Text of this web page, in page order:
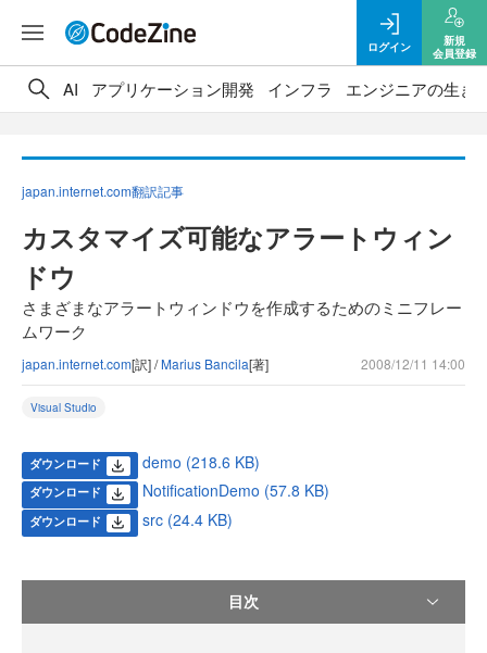
ログイン
新規
会員登録
AI アプリケーション開発 インフラ エンジニアの生き
japan.internet.com翻訳記事
カスタマイズ可能なアラートウィン
ドウ
さまざまなアラートウィンドウを作成するためのミニフレー
ムワーク
japan.internet.com[訳] /Marius Bancila[著] 2008/12/11 14:00
Visual Studio
ダウンロード demo (218.6 KB)
ダウンロード NotificationDemo (57.8 KB)
ダウンロード src (24.4 KB)
目次